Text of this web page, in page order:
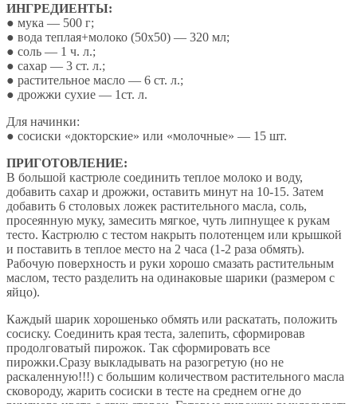
ИНГРЕДИЕНТЫ:
● мука — 500 г;
● вода теплая+молоко (50х50) — 320 мл;
● соль — 1 ч. л.;
● сахар — 3 ст. л.;
● растительное масло — 6 ст. л.;
● дрожжи сухие — 1ст. л.
Для начинки:
● сосиски «докторские» или «молочные» — 15 шт.
ПРИГОТОВЛЕНИЕ:
В большой кастрюле соединить теплое молоко и воду,
добавить сахар и дрожжи, оставить минут на 10-15. Затем
добавить 6 столовых ложек растительного масла, соль,
просеянную муку, замесить мягкое, чуть липнущее к рукам
тесто. Кастрюлю с тестом накрыть полотенцем или крышкой
и поставить в теплое место на 2 часа (1-2 раза обмять).
Рабочую поверхность и руки хорошо смазать растительным
маслом, тесто разделить на одинаковые шарики (размером с
яйцо).
Каждый шарик хорошенько обмять или раскатать, положить
сосиску. Соединить края теста, залепить, сформировав
продолговатый пирожок. Так сформировать все
пирожки.Сразу выкладывать на разогретую (но не
раскаленную!!!) с большим количеством растительного масла
сковороду, жарить сосиски в тесте на среднем огне до